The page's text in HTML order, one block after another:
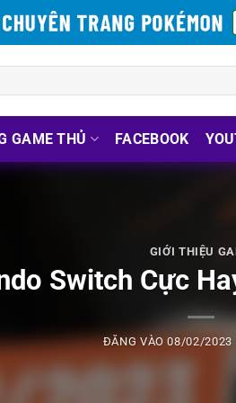
GAME THỦ FACEBOOK
GIỚI THIỆU
Switch Cực
ĐĂNG VÀO08/02/2023